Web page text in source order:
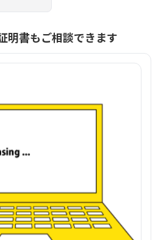
明書もご相談できます